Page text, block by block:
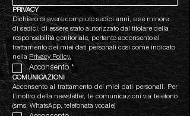
PRIVACY
Dichiaro di avere compiuto sedici anni, e se minore
di sedici, di essere stato autorizzato dal titolare della
responsabilità genitoriale, pertanto acconsento al
trattamento dei miei dati personali così come indicato
nella Privacy Policy.
Acconsento *
COMUNICAZIONI
Acconsento al trattamento dei miei dati personali. Per
l’inoltro della newsletter, le comunicazioni via telefono
(sms, WhatsApp, telefonata vocale)